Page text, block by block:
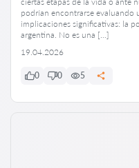
podrían encontrarse evaluando
implicaciones significativas: la
argentina. No es una […]
19.04.2026
0 0 5